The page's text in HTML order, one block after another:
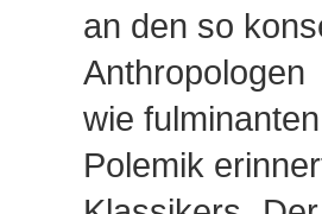
an den so
Anthropologen
wie
Polemik